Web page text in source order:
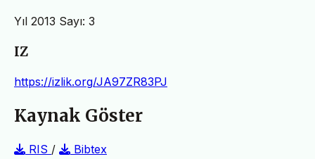
Yıl 2013 Sayı: 3
IZ
https://izlik.org/JA97ZR83PJ
Kaynak Göster
RIS /
Bibtex